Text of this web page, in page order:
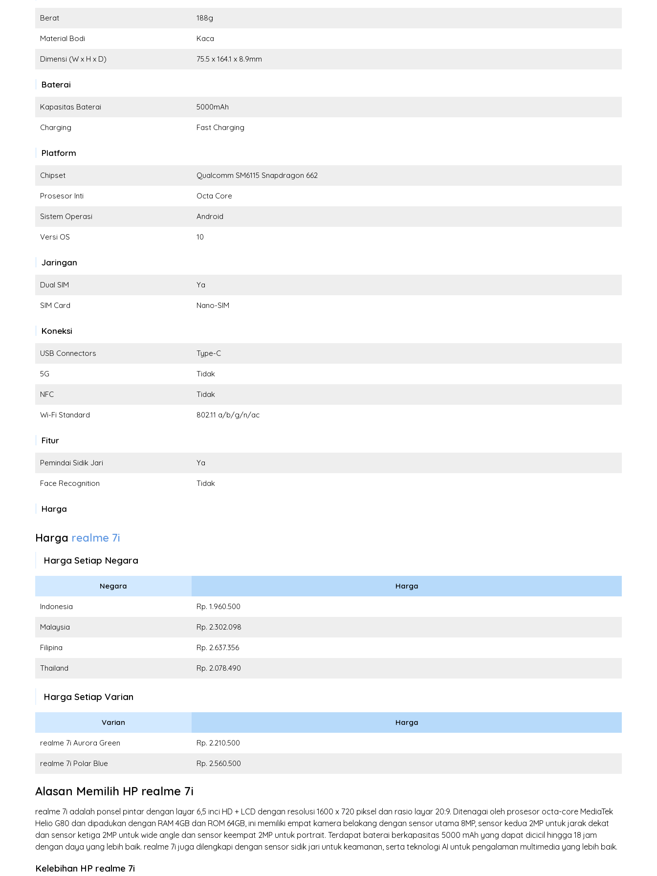
Berat 188g
Material Bodi Kaca
Dimensi (W x H x D) 75.5 x 164.1 x 8.9mm
Baterai
Kapasitas Baterai 5000mAh
Charging Fast Charging
Platform
Chipset Qualcomm SM6115 Snapdragon 662
Prosesor Inti Octa Core
Sistem Operasi Android
Versi OS 10
Jaringan
Dual SIM Ya
SIM Card Nano-SIM
Koneksi
USB Connectors Type-C
5G Tidak
NFC Tidak
Wi-Fi Standard 802.11 a/b/g/n/ac
Fitur
Pemindai Sidik Jari Ya
Face Recognition Tidak
Harga
Harga realme 7i
Harga Setiap Negara
Negara Harga
Indonesia Rp. 1.960.500
Malaysia Rp. 2.302.098
Filipina Rp. 2.637.356
Thailand Rp. 2.078.490
Harga Setiap Varian
Varian Harga
realme 7i Aurora Green Rp. 2.210.500
realme 7i Polar Blue Rp. 2.560.500
Alasan Memilih HP realme 7i
realme 7i adalah ponsel pintar dengan layar 6,5 inci HD + LCD dengan resolusi 1600 x 720 piksel dan rasio layar 20:9. Ditenagai oleh prosesor octa-core MediaTek
Helio G80 dan dipadukan dengan RAM 4GB dan ROM 64GB, ini memiliki empat kamera belakang dengan sensor utama 8MP, sensor kedua 2MP untuk jarak dekat
dan sensor ketiga 2MP untuk wide angle dan sensor keempat 2MP untuk portrait. Terdapat baterai berkapasitas 5000 mAh yang dapat dicicil hingga 18 jam
dengan daya yang lebih baik. realme 7i juga dilengkapi dengan sensor sidik jari untuk keamanan, serta teknologi AI untuk pengalaman multimedia yang lebih baik.
Kelebihan HP realme 7i